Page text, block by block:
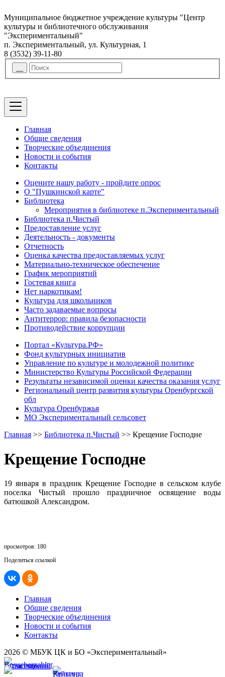
Муниципальное бюджетное учреждение культуры "Центр
культуры и библиотечного обслуживания
"Экспериментальный"
п. Экспериментальный, ул. Культурная, 1
8 (3532) 39-11-80
Главная
Общие сведения
Творческие объединения
Новости и события
Контакты
Оцените нашу работу - пройдите опрос
О "Пушкинской карте"
Библиотека
Мероприятия в библиотеке п.Экспериментальный
Библиотека п.Чистый
Предоставление услуг
Деятельность - документы
Отчетность
Оценка качества предоставляемых услуг
Материально-техническое обеспечение
График мероприятий
Гостевая книга
Нет наркотикам!
Культура для школьников
Часто задаваемые вопросы
Антитеррор: правила безопасности
Противодействие коррупции
Портал «Культура.РФ»
Фонд культурных инициатив
Управление по культуре и молодежной политике
Министерство Культуры Российской Федерации
Результаты независимой оценки качества оказания услуг
Региональный центр развития культуры Оренбургской
обл
Культура Оренбуржья
МО Экспериментальный сельсовет
Главная >> Библиотека п.Чистый >> Крещение Господне
Крещение Господне
19 января в праздник Крещение Господне в сельском клубе
поселка Чистый прошло праздничное освящение воды
батюшкой Александром.
просмотров: 180
Поделиться ссылкой
Главная
Общие сведения
Творческие объединения
Новости и события
Контакты
2026 © МБУК ЦК и БО «Экспериментальный»